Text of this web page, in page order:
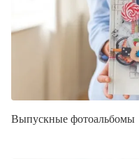
Выпускные фотоальбомы